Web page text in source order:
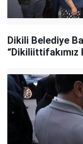
Dikili Belediye
“Dikiliittifakımız